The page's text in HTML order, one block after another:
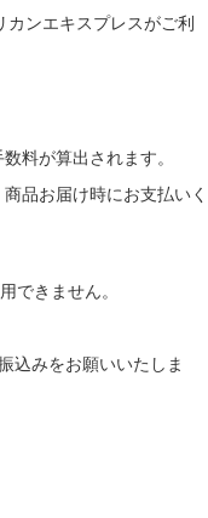
カンエキスプレスがご利
料が算出されます。
品お届け時にお支払いく
できません。
込みをお願いいたしま